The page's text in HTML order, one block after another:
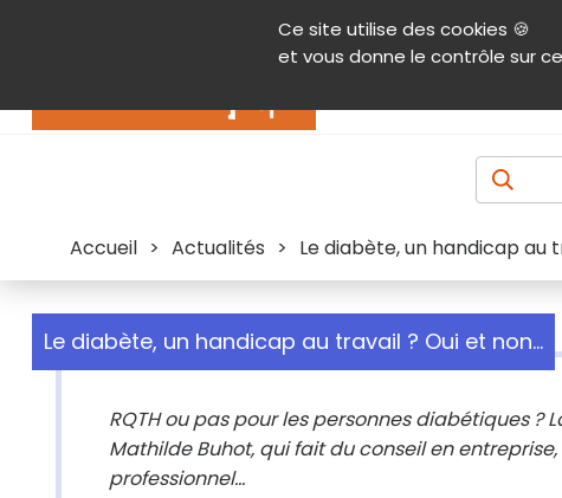
Ce site utilise des cookies 🍪
et vous donne le contrôle sur
Contenu Aide et accessibilité Menu
Accueil > Actualités > Le diabète, un handicap au
Le diabète, un handicap au travail ? Oui et non...
RQTH ou pas pour les personnes diabétiques
Mathilde Buhot, qui fait du conseil en
professionnel...